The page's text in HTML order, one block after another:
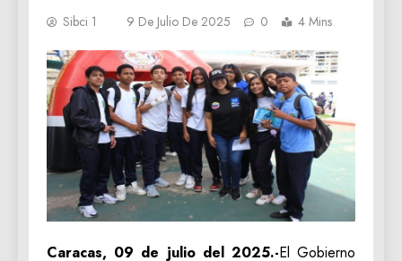
Sibci 1 9 De Julio De 2025 0 4 Mins
Caracas, 09 de julio del 2025.-El Gobierno